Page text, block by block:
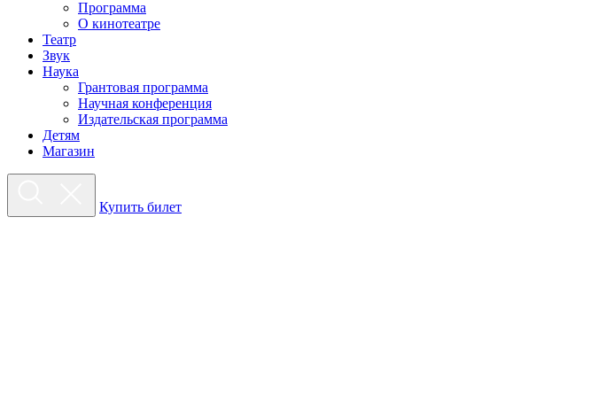
Программа
О кинотеатре
Театр
Звук
Наука
Грантовая программа
Научная конференция
Издательская программа
Детям
Магазин
Купить билет